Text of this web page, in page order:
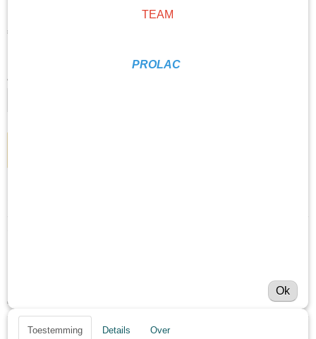
€ 84,33
Aantal
452 Perl 0,5 Liter
TEAM
PROLAC
Ok
Toestemming Details Over